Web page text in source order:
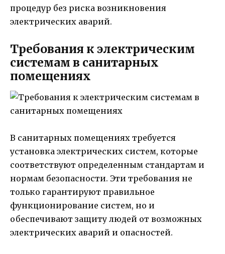
процедур без риска возникновения
электрических аварий.
Требования к электрическим
системам в санитарных
помещениях
В санитарных помещениях требуется
установка электрических систем, которые
соответствуют определенным стандартам и
нормам безопасности. Эти требования не
только гарантируют правильное
функционирование систем, но и
обеспечивают защиту людей от возможных
электрических аварий и опасностей.